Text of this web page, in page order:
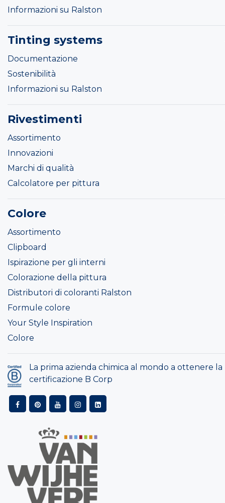
Informazioni su Ralston
Tinting systems
Documentazione
Sostenibilità
Informazioni su Ralston
Rivestimenti
Assortimento
Innovazioni
Marchi di qualità
Calcolatore per pittura
Colore
Assortimento
Clipboard
Ispirazione per gli interni
Colorazione della pittura
Distributori di coloranti Ralston
Formule colore
Your Style Inspiration
Colore
La prima azienda chimica al mondo a ottenere la
certificazione B Corp